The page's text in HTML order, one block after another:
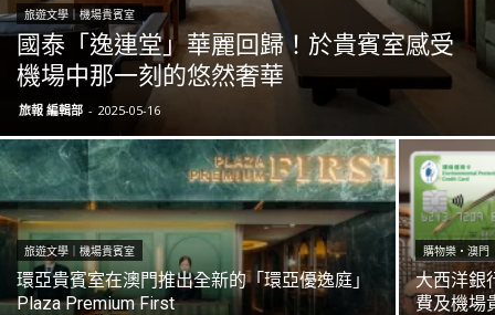
旅遊文學｜機場貴賓室
國泰「逸連堂」華麗回歸！於貴賓室感受
機場中那一刻的悠然奢華
旅報 編輯部 - 2025-05-16
旅遊文學｜機場貴賓室
環亞貴賓室在澳門推出全新的「環亞優逸庭」
Plaza Premium First
購物樂‧澳門
大西洋銀
費及機場